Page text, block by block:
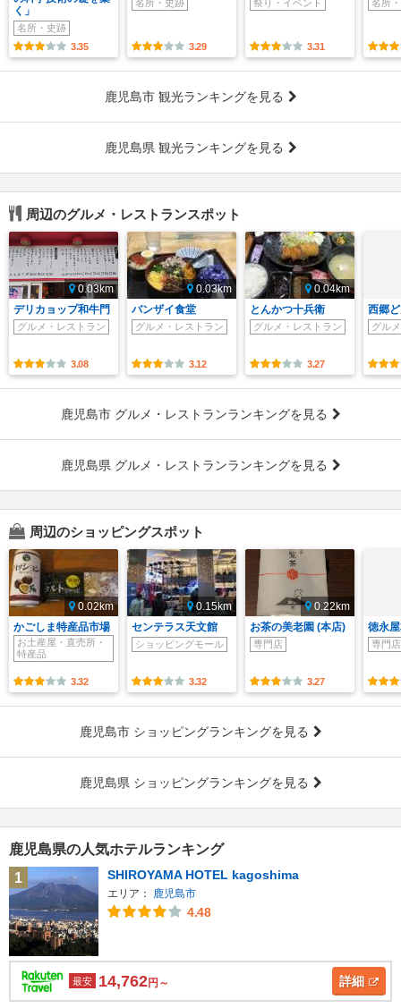
く」
名所・史跡
3.35
名所・史跡
3.29
祭り・イベント
3.31
名所
鹿児島市 観光ランキングを見る
鹿児島県 観光ランキングを見る
周辺のグルメ・レストランスポット
0.03km
デリカョップ和牛門
グルメ・レストラン
3.08
0.03km
バンザイ食堂
グルメ・レストラン
3.12
0.04km
とんかつ十兵衛
グルメ・レストラン
3.27
西郷
グル
鹿児島市 グルメ・レストランランキングを見る
鹿児島県 グルメ・レストランランキングを見る
周辺のショッピングスポット
0.02km
かごしま特産品市場
お土産屋・直売所・
特産品
3.32
0.15km
センテラス天文館
ショッピングモール
3.32
0.22km
お茶の美老園 (本店)
専門店
3.27
徳永
専門店
鹿児島市 ショッピングランキングを見る
鹿児島県 ショッピングランキングを見る
鹿児島県の人気ホテルランキング
1
SHIROYAMA HOTEL kagoshima
エリア： 鹿児島市
4.48
最安 14,762円～ 詳細